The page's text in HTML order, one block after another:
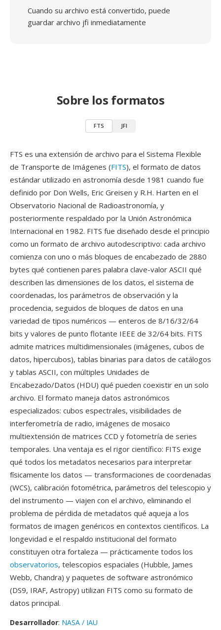
Cuando su archivo está convertido, puede
guardar archivo jfi inmediatamente
Sobre los formatos
FTS JFI
FTS es una extensión de archivo para el Sistema Flexible
de Transporte de Imágenes (FITS), el formato de datos
estándar utilizado en astronomía desde 1981 cuando fue
definido por Don Wells, Eric Greisen y R.H. Harten en el
Observatorio Nacional de Radioastronomía, y
posteriormente respaldado por la Unión Astronómica
Internacional en 1982. FITS fue diseñado desde el principio
como un formato de archivo autodescriptivo: cada archivo
comienza con uno o más bloques de encabezado de 2880
bytes qué contienen pares palabra clave-valor ASCII qué
describen las dimensiones de los datos, el sistema de
coordenadas, los parámetros de observación y la
procedencia, seguidos de bloques de datos en una
variedad de tipos numéricos — enteros de 8/16/32/64
bits y valores de punto flotante IEEE de 32/64 bits. FITS
admite matrices multidimensionales (imágenes, cubos de
datos, hipercubos), tablas binarias para datos de catálogos
y tablas ASCII, con múltiples Unidades de
Encabezado/Datos (HDU) qué pueden coexistir en un solo
archivo. El formato maneja datos astronómicos
especializados: cubos espectrales, visibilidades de
interferometría de radio, imágenes de mosaico
multiextensión de matrices CCD y fotometría de series
temporales. Una ventaja es el rigor científico: FITS exige
qué todos los metadatos necesarios para interpretar
físicamente los datos — transformaciones de coordenadas
(WCS), calibración fotométrica, parámetros del telescopio y
del instrumento — viajen con el archivo, eliminando el
problema de pérdida de metadatos qué aqueja a los
formatos de imagen genéricos en contextos científicos. La
longevidad e el respaldo institucional del formato
constituyen otra fortaleza — prácticamente todos los
observatorios, telescopios espaciales (Hubble, James
Webb, Chandra) y paquetes de software astronómico
(DS9, IRAF, Astropy) utilizan FITS como su formato de
datos principal.
Desarrollador: NASA / IAU